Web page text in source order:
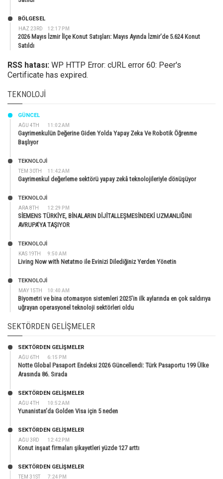
HAZ 23RD 12:17 PM
BÖLGESEL
2026 Mayıs İzmir İlçe Konut Satışları: Mayıs Ayında İzmir’de 5.624 Konut
Satıldı
RSS hatası: WP HTTP Error: cURL error 60: Peer's
Certificate has expired.
TEKNOLOJI
AĞU 4TH 11:02 AM
GÜNCEL
Gayrimenkulün Değerine Giden Yolda Yapay Zeka Ve Robotik Öğrenme
Başlıyor
TEM 30TH 11:42 AM
TEKNOLOJİ
Gayrimenkul değerleme sektörü yapay zekâ teknolojileriyle dönüşüyor
ARA 8TH 12:29 PM
TEKNOLOJİ
SİEMENS TÜRKİYE, BİNALARIN DİJİTALLEŞMESİNDEKİ UZMANLIĞINI
AVRUPA’YA TAŞIYOR
KAS 19TH 9:50 AM
TEKNOLOJİ
Living Now with Netatmo ile Evinizi Dilediğiniz Yerden Yönetin
MAY 15TH 10:40 AM
TEKNOLOJİ
Biyometri ve bina otomasyon sistemleri 2025’in ilk aylarında en çok saldırıya
uğrayan operasyonel teknoloji sektörleri oldu
SEKTÖRDEN GELIŞMELER
AĞU 6TH 6:15 PM
SEKTÖRDEN GELIŞMELER
Notte Global Pasaport Endeksi 2026 Güncellendi: Türk Pasaportu 199 Ülke
Arasında 86. Sırada
AĞU 4TH 10:52 AM
SEKTÖRDEN GELIŞMELER
Yunanistan’da Golden Visa için 5 neden
AĞU 3RD 12:42 PM
SEKTÖRDEN GELIŞMELER
Konut inşaat firmaları şikayetleri yüzde 127 arttı
TEM 31ST 7:24 PM
SEKTÖRDEN GELIŞMELER